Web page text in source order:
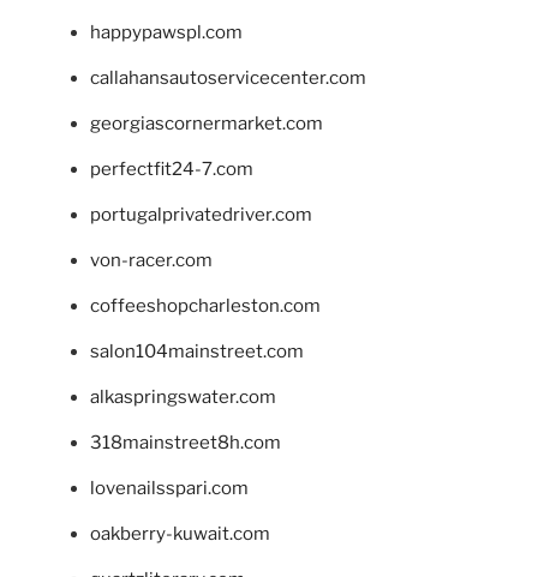
happypawspl.com
callahansautoservicecenter.com
georgiascornermarket.com
perfectfit24-7.com
portugalprivatedriver.com
von-racer.com
coffeeshopcharleston.com
salon104mainstreet.com
alkaspringswater.com
318mainstreet8h.com
lovenailsspari.com
oakberry-kuwait.com